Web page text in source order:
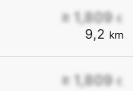
≥ 1,809 €
9,2 km
≥ 1,809 €